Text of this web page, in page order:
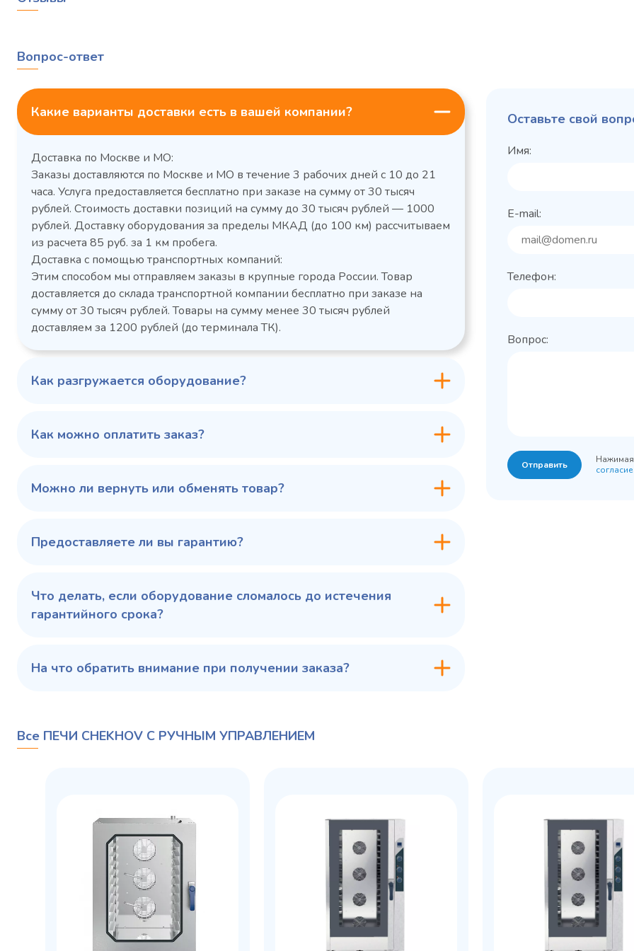
Вопрос-ответ
Какие варианты доставки есть в вашей компании?
Доставка по Москве и МО:
Заказы доставляются по Москве и МО в течение 3 рабочих дней с 10 до 21
часа. Услуга предоставляется бесплатно при заказе на сумму от 30 тысяч
рублей. Стоимость доставки позиций на сумму до 30 тысяч рублей — 1000
рублей. Доставку оборудования за пределы МКАД (до 100 км) рассчитываем
из расчета 85 руб. за 1 км пробега.
Доставка с помощью транспортных компаний:
Этим способом мы отправляем заказы в крупные города России. Товар
доставляется до склада транспортной компании бесплатно при заказе на
сумму от 30 тысяч рублей. Товары на сумму менее 30 тысяч рублей
доставляем за 1200 рублей (до терминала ТК).
Как разгружается оборудование?
Как можно оплатить заказ?
Можно ли вернуть или обменять товар?
Предоставляете ли вы гарантию?
Что делать, если оборудование сломалось до истечения
гарантийного срока?
На что обратить внимание при получении заказа?
Оставьте свой
Имя:
E-mail:
Телефон:
Вопрос:
Отправить
Нажимая
Все ПЕЧИ CHEKHOV С РУЧНЫМ УПРАВЛЕНИЕМ